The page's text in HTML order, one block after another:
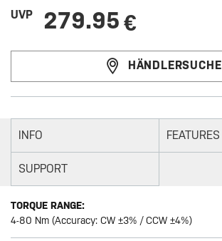
UVP 279.95 €
HÄNDLERSUCHE
INFO FEATURES
SUPPORT
TORQUE RANGE:
4-80 Nm (Accuracy: CW ±3% / CCW ±4%)